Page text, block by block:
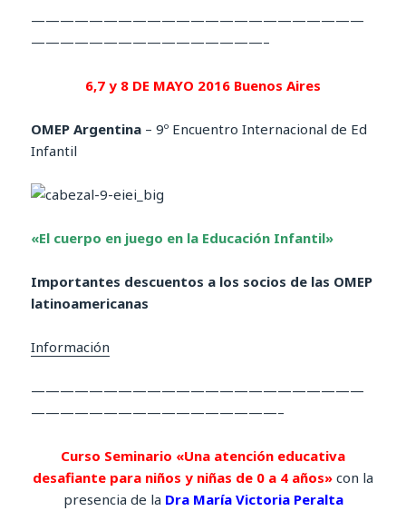
———————————————————————
————————————————–
6,7 y 8 DE MAYO 2016 Buenos Aires
OMEP Argentina – 9º Encuentro Internacional de Ed
Infantil
«El cuerpo en juego en la Educación Infantil»
Importantes descuentos a los socios de las OMEP
latinoamericanas
Información
———————————————————————
—————————————————–
Curso Seminario «Una atención educativa
desafiante para niños y niñas de 0 a 4 años» con la
presencia de la Dra María Victoria Peralta